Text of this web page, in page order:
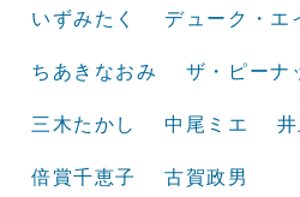
いずみたく デューク・エ
ちあきなおみ ザ・ピーナ
三木たかし 中尾ミエ
倍賞千恵子 古賀政男